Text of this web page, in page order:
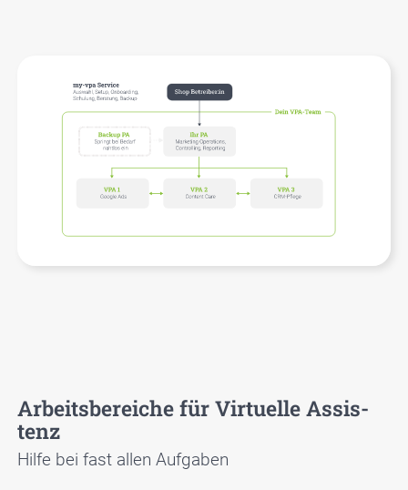
Arbeits­be­rei­che für Vir­tu­el­le Assis­
tenz
Hil­fe bei fast allen Auf­ga­ben